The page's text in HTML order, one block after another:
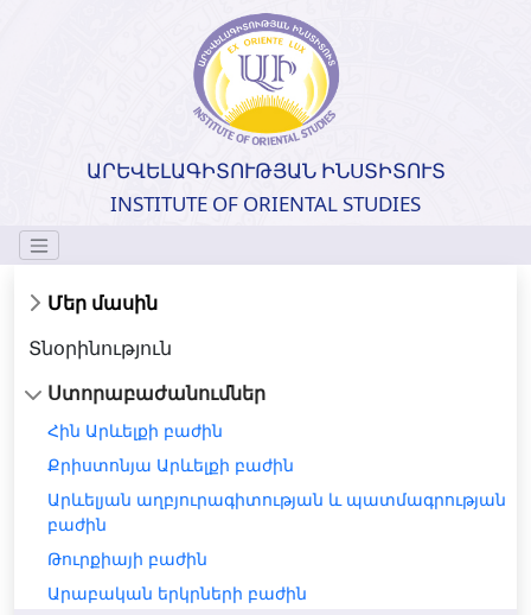
ԱՐԵՎԵԼԱԳԻՏՈՒԹՅԱՆ ԻՆՍՏԻՏՈՒՏ
INSTITUTE OF ORIENTAL STUDIES
Մեր մասին
Տնօրինություն
Ստորաբաժանումներ
Հին Արևելքի բաժին
Քրիստոնյա Արևելքի բաժին
Արևելյան աղբյուրագիտության և պատմագրության
բաժին
Թուրքիայի բաժին
Արաբական երկրների բաժին